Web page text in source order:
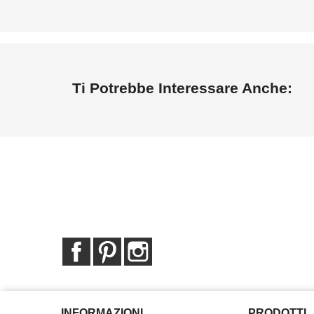
Ti Potrebbe Interessare Anche:
FacebookPinterest